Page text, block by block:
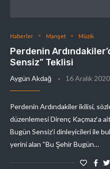
Haberler Manşet Müzik
Perdenin
Sensiz” Teklisi
Aygün Akdağ 16 Aralık 2020
Perdenin Ardındakiler ikilisi,
düzenlemesi Direnç Kaçmaz‘a
Bugün Sensiz’i dinleyicileri ile
yerini alan “Bu Şehir Bugün…